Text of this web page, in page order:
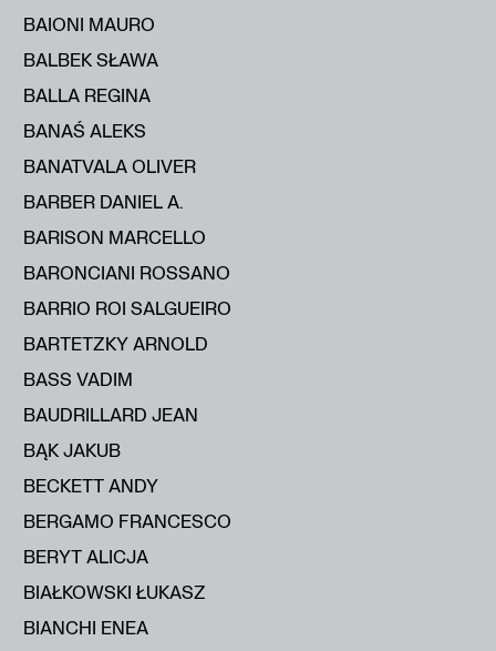
BAIONI MAURO
BALBEK SŁAWA
BALLA REGINA
BANAŚ ALEKS
BANATVALA OLIVER
BARBER DANIEL A.
BARISON MARCELLO
BARONCIANI ROSSANO
BARRIO ROI SALGUEIRO
BARTETZKY ARNOLD
BASS VADIM
BAUDRILLARD JEAN
BĄK JAKUB
BECKETT ANDY
BERGAMO FRANCESCO
BERYT ALICJA
BIAŁKOWSKI ŁUKASZ
BIANCHI ENEA